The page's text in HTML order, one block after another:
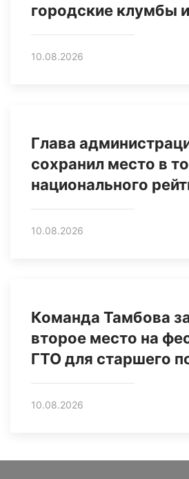
городские клумбы
10.08.2026
Глава
сохранил место в
национального
10.08.2026
Команда Тамбова
второе место на
ГТО для старшего
10.08.2026